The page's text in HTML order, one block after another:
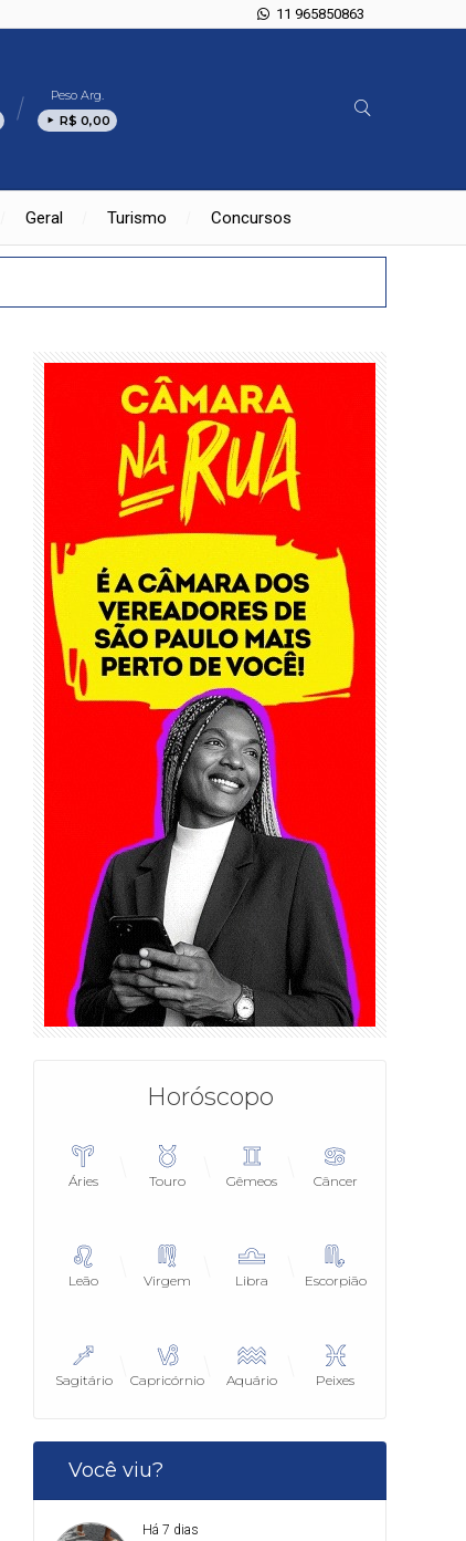
11 965850863
Peso Arg.
R$ 0,00
Geral Turismo Concursos
Horóscopo
Áries Touro Gêmeos Câncer
Leão Virgem Libra Escorpião
Sagitário Capricórnio Aquário Peixes
Você viu?
Há 7 dias